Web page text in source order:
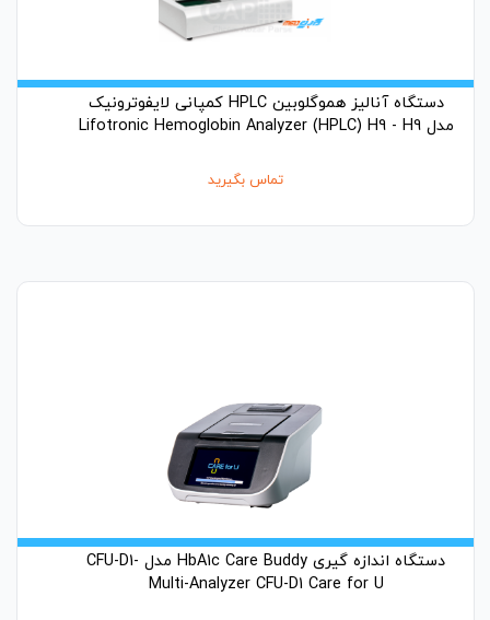
دستگاه آنالیز هموگلوبین HPLC کمپانی لایفوترونیک
مدل Lifotronic Hemoglobin Analyzer (HPLC) H9 - H9
تماس بگیرید
دستگاه اندازه گیری HbA1c Care Buddy مدل CFU-D1-
Multi-Analyzer CFU-D1 Care for U